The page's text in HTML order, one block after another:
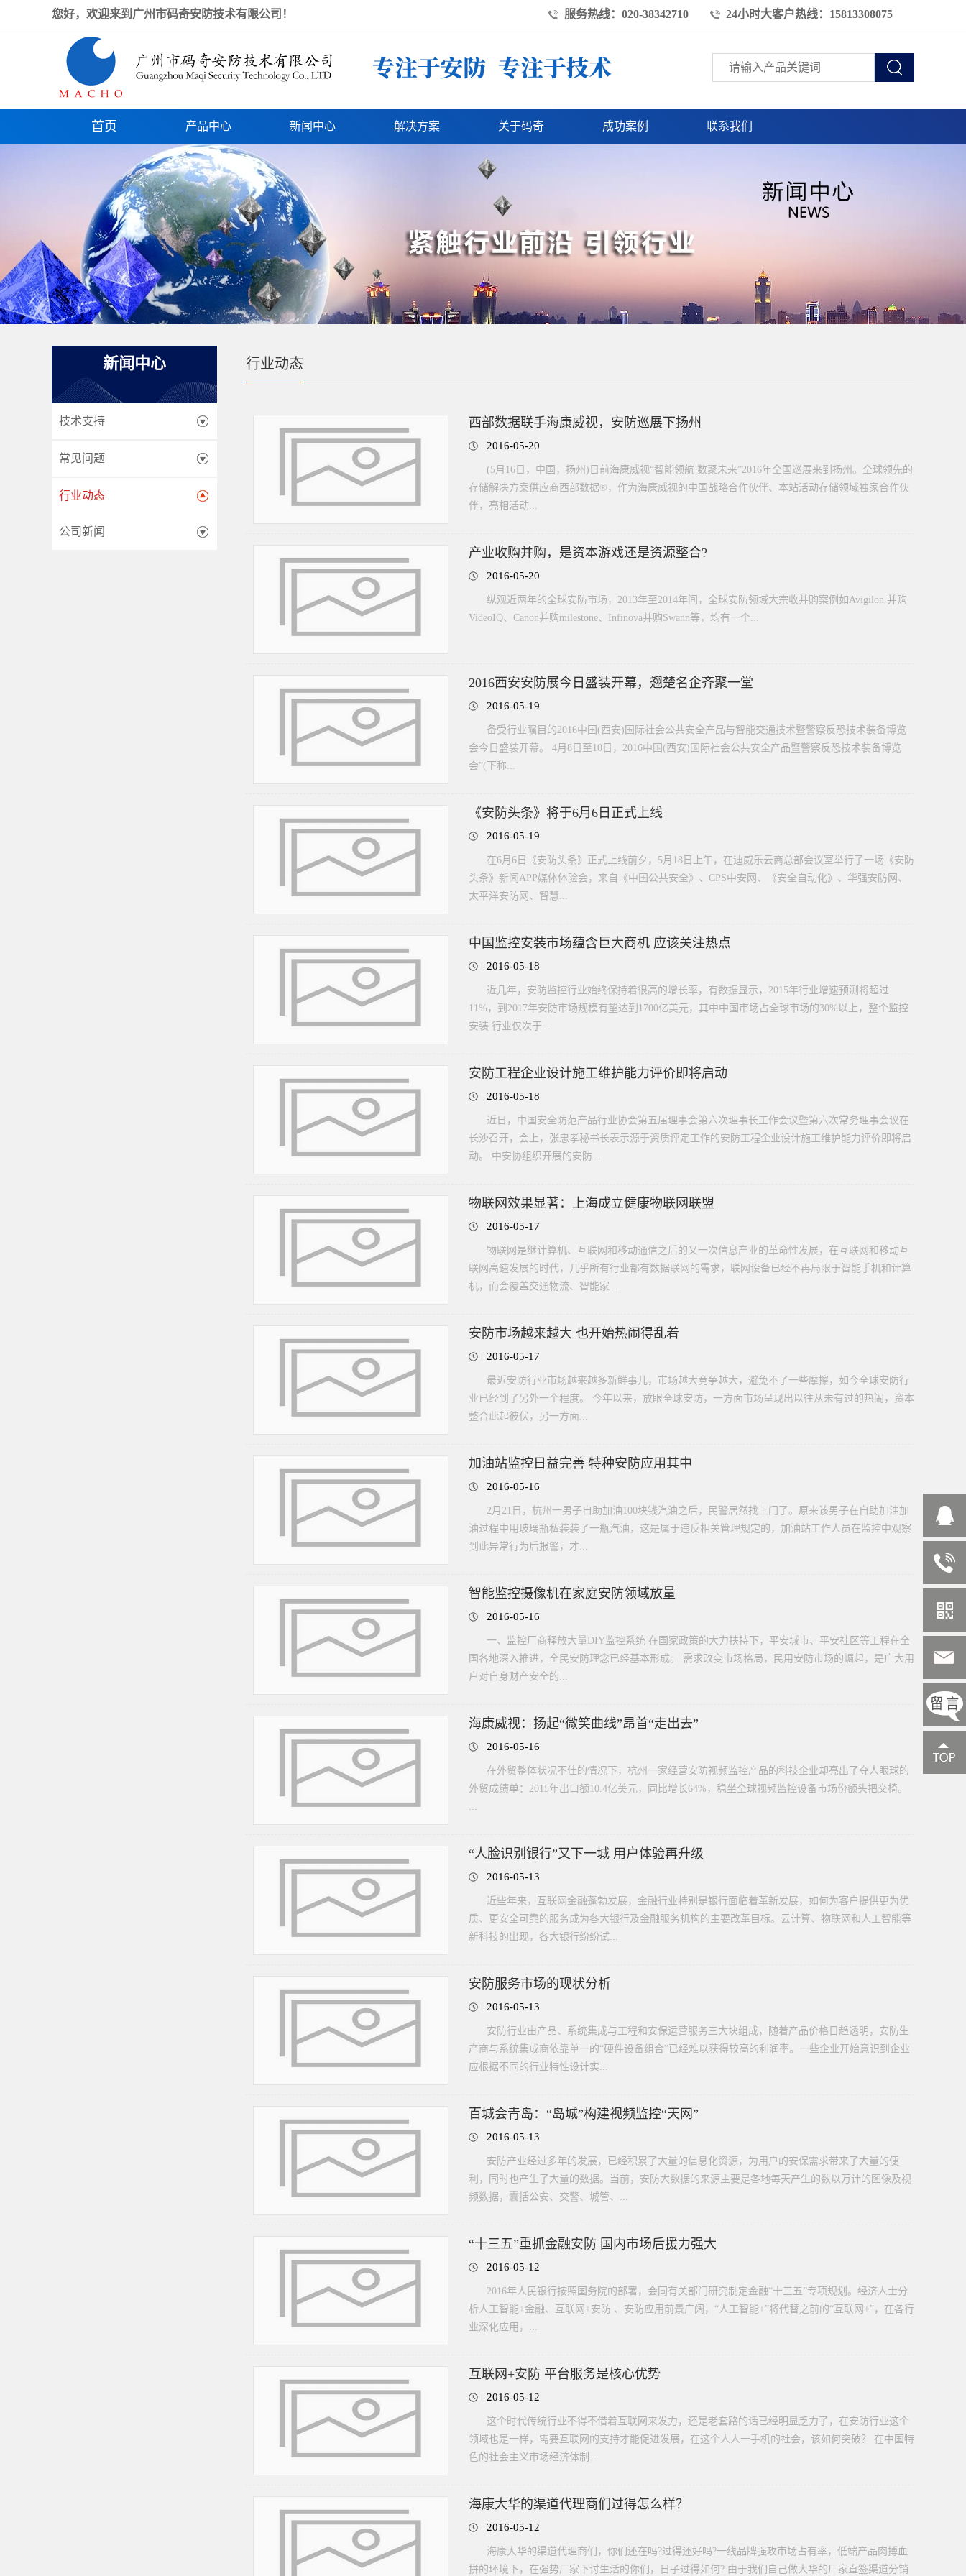
您好，欢迎来到广州市码奇安防技术有限公司！ 24小时大客户热线：15813308075
服务热线：020-38342710
首页 产品中心 新闻中心 解决方案 关于码奇 成功案例 联系我们
新闻中心
技术支持
常见问题
行业动态
公司新闻
行业动态
西部数据联手海康威视，安防巡展下扬州
2016-05-20
(5月16日，中国，扬州)日前海康威视“智能领航 数聚未来”2016年全国巡展来到扬州。全球领先的
存储解决方案供应商西部数据®，作为海康威视的中国战略合作伙伴、本站活动存储领域独家合作伙
伴，亮相活动...
产业收购并购，是资本游戏还是资源整合?
2016-05-20
纵观近两年的全球安防市场，2013年至2014年间，全球安防领域大宗收并购案例如Avigilon 并购
VideoIQ、Canon并购milestone、Infinova并购Swann等，均有一个...
2016西安安防展今日盛装开幕，翘楚名企齐聚一堂
2016-05-19
备受行业瞩目的2016中国(西安)国际社会公共安全产品与智能交通技术暨警察反恐技术装备博览
会今日盛装开幕。 4月8日至10日，2016中国(西安)国际社会公共安全产品暨警察反恐技术装备博览
会”(下称...
《安防头条》将于6月6日正式上线
2016-05-19
在6月6日《安防头条》正式上线前夕，5月18日上午，在迪威乐云商总部会议室举行了一场《安防
头条》新闻APP媒体体验会，来自《中国公共安全》、CPS中安网、《安全自动化》、华强安防网、
太平洋安防网、智慧...
中国监控安装市场蕴含巨大商机 应该关注热点
2016-05-18
近几年，安防监控行业始终保持着很高的增长率，有数据显示，2015年行业增速预测将超过
11%，到2017年安防市场规模有望达到1700亿美元，其中中国市场占全球市场的30%以上，整个监控
安装 行业仅次于...
安防工程企业设计施工维护能力评价即将启动
2016-05-18
近日，中国安全防范产品行业协会第五届理事会第六次理事长工作会议暨第六次常务理事会议在
长沙召开，会上，张忠孝秘书长表示源于资质评定工作的安防工程企业设计施工维护能力评价即将启
动。 中安协组织开展的安防...
物联网效果显著：上海成立健康物联网联盟
2016-05-17
物联网是继计算机、互联网和移动通信之后的又一次信息产业的革命性发展，在互联网和移动互
联网高速发展的时代，几乎所有行业都有数据联网的需求，联网设备已经不再局限于智能手机和计算
机，而会覆盖交通物流、智能家...
安防市场越来越大 也开始热闹得乱着
2016-05-17
最近安防行业市场越来越多新鲜事儿，市场越大竞争越大，避免不了一些摩擦，如今全球安防行
业已经到了另外一个程度。 今年以来，放眼全球安防，一方面市场呈现出以往从未有过的热闹，资本
整合此起彼伏，另一方面...
加油站监控日益完善 特种安防应用其中
2016-05-16
2月21日，杭州一男子自助加油100块钱汽油之后，民警居然找上门了。原来该男子在自助加油加
油过程中用玻璃瓶私装装了一瓶汽油，这是属于违反相关管理规定的，加油站工作人员在监控中观察
到此异常行为后报警，才...
智能监控摄像机在家庭安防领域放量
2016-05-16
一、监控厂商释放大量DIY监控系统 在国家政策的大力扶持下，平安城市、平安社区等工程在全
国各地深入推进，全民安防理念已经基本形成。 需求改变市场格局，民用安防市场的崛起，是广大用
户对自身财产安全的...
海康威视：扬起“微笑曲线”昂首“走出去”
2016-05-16
在外贸整体状况不佳的情况下，杭州一家经营安防视频监控产品的科技企业却亮出了夺人眼球的
外贸成绩单：2015年出口额10.4亿美元，同比增长64%，稳坐全球视频监控设备市场份额头把交椅。
...
“人脸识别银行”又下一城 用户体验再升级
2016-05-13
近些年来，互联网金融蓬勃发展，金融行业特别是银行面临着革新发展，如何为客户提供更为优
质、更安全可靠的服务成为各大银行及金融服务机构的主要改革目标。云计算、物联网和人工智能等
新科技的出现，各大银行纷纷试...
安防服务市场的现状分析
2016-05-13
安防行业由产品、系统集成与工程和安保运营服务三大块组成，随着产品价格日趋透明，安防生
产商与系统集成商依靠单一的“硬件设备组合”已经难以获得较高的利润率。一些企业开始意识到企业
应根据不同的行业特性设计实...
百城会青岛：“岛城”构建视频监控“天网”
2016-05-13
安防产业经过多年的发展，已经积累了大量的信息化资源，为用户的安保需求带来了大量的便
利，同时也产生了大量的数据。当前，安防大数据的来源主要是各地每天产生的数以万计的图像及视
频数据，囊括公安、交警、城管、...
“十三五”重抓金融安防 国内市场后援力强大
2016-05-12
2016年人民银行按照国务院的部署，会同有关部门研究制定金融“十三五”专项规划。经济人士分
析人工智能+金融、互联网+安防 、安防应用前景广阔，“人工智能+”将代替之前的“互联网+”，在各行
业深化应用，...
互联网+安防 平台服务是核心优势
2016-05-12
这个时代传统行业不得不借着互联网来发力，还是老套路的话已经明显乏力了，在安防行业这个
领域也是一样，需要互联网的支持才能促进发展，在这个人人一手机的社会，该如何突破？ 在中国特
色的社会主义市场经济体制...
海康大华的渠道代理商们过得怎么样？
2016-05-12
海康大华的渠道代理商们，你们还在吗?过得还好吗?一线品牌强攻市场占有率，低端产品肉搏血
拼的环境下，在强势厂家下讨生活的你们，日子过得如何? 由于我们自己做大华的厂家直签渠道分销